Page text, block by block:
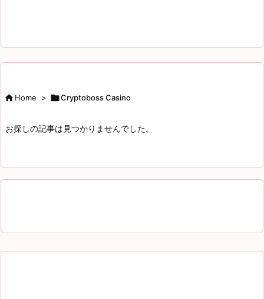
Home > Cryptoboss Casino
お探しの記事は見つかりませんでした。